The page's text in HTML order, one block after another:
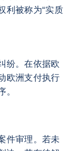
利被称为“实质
纷。在依据欧
欧洲支付执行
。
件审理。若未